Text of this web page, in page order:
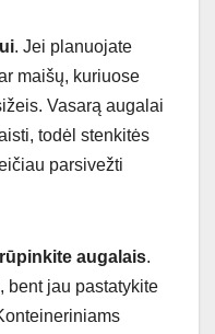
. Jei planuojate
maišų, kuriuose
Vasarą augalai
todėl stenkitės
parsivežti
augalais.
bent jau pastatykite